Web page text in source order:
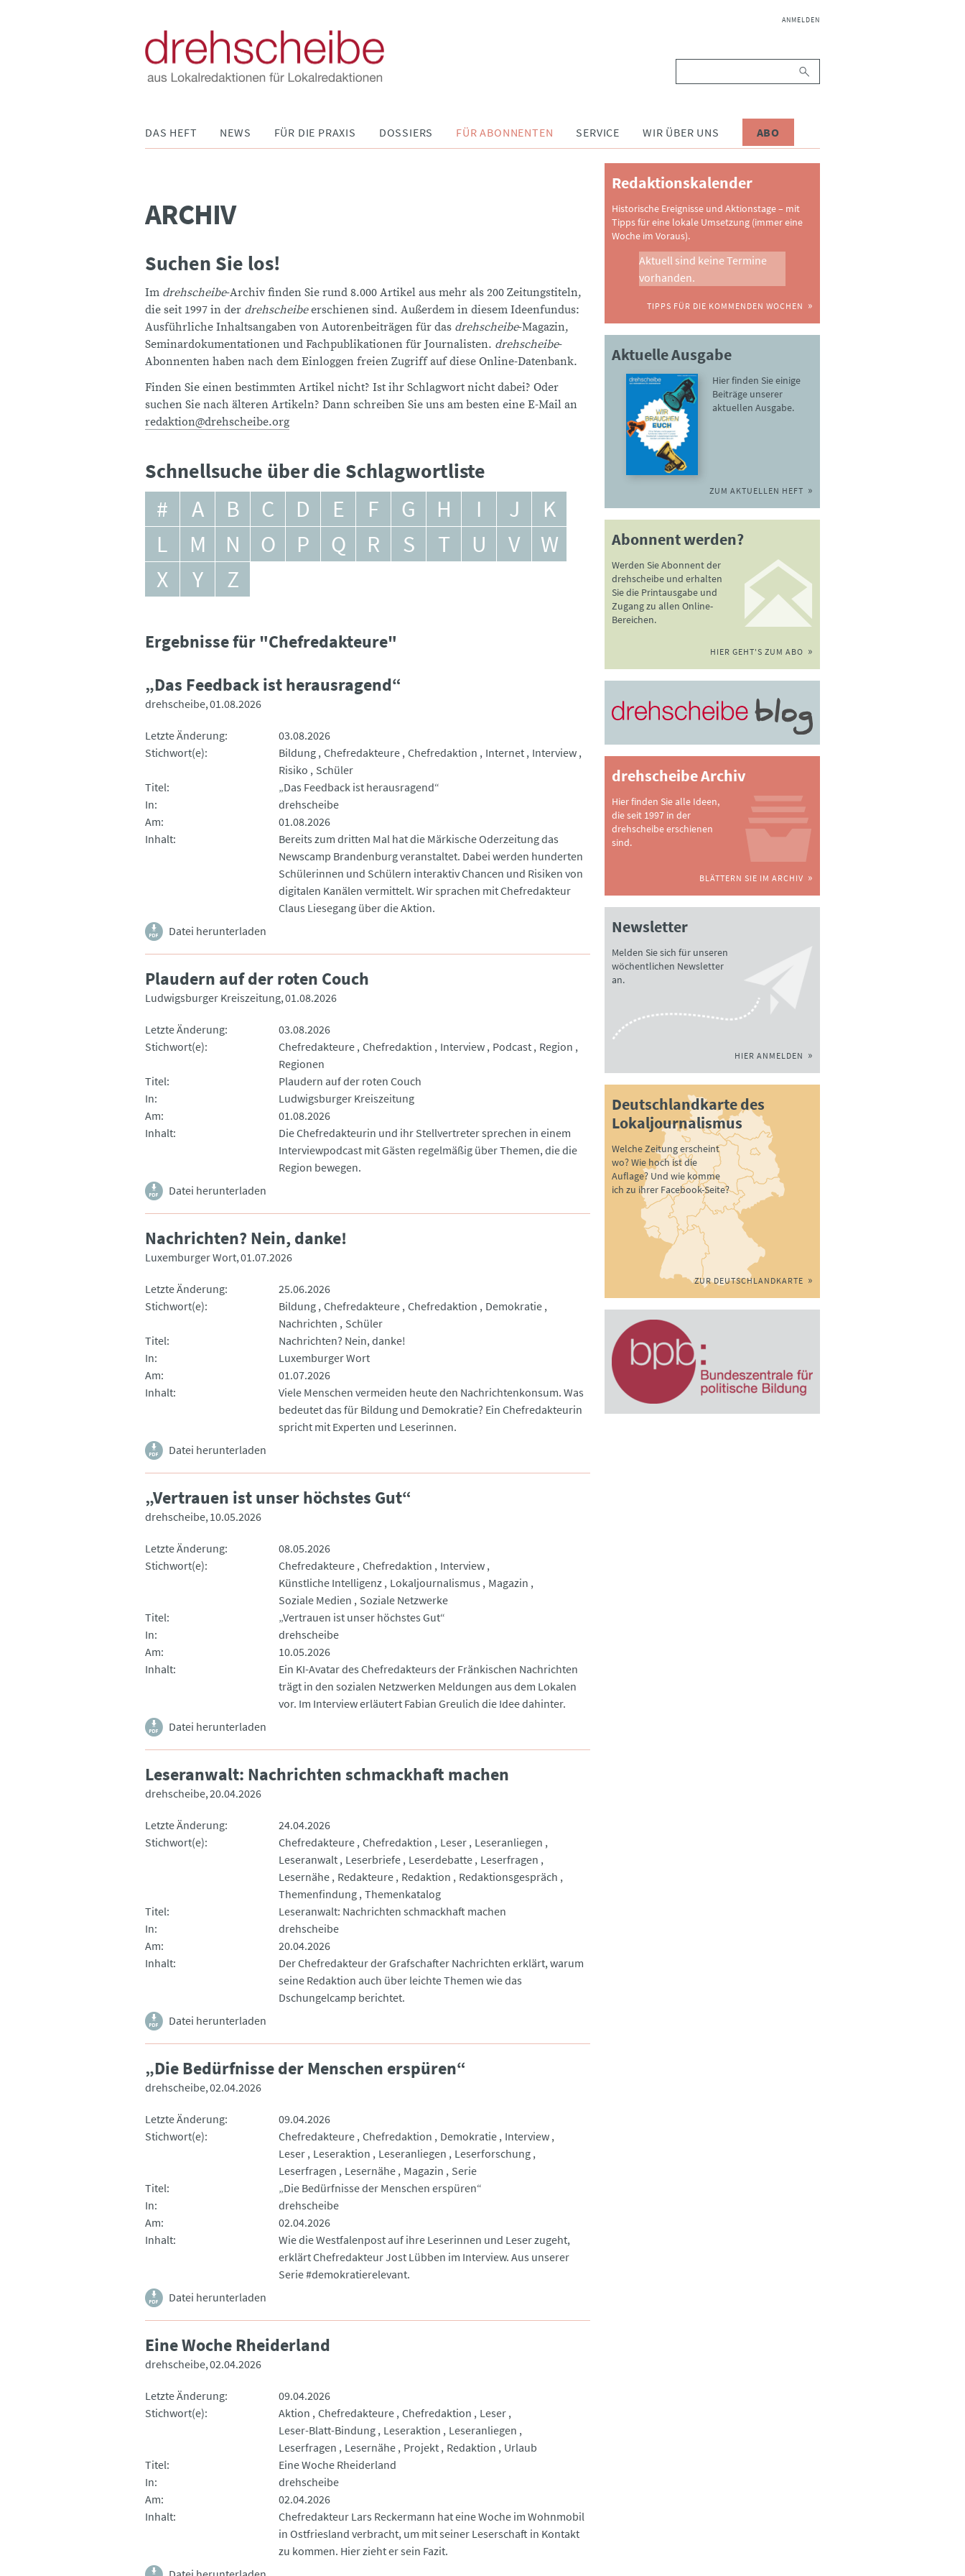
NAVIGATION
ANMELDEN
DAS HEFT NEWS FÜR DIE PRAXIS DOSSIERS FÜR ABONNENTEN SERVICE WIR ÜBER UNS ABO
ARCHIV
Suchen Sie los!
Im drehscheibe-Archiv finden Sie rund 8.000 Artikel aus mehr als 200 Zeitungstiteln,
die seit 1997 in der drehscheibeerschienen sind. Außerdem in diesem Ideenfundus:
Ausführliche Inhaltsangaben von Autorenbeiträgen für das drehscheibe-Magazin,
Seminardokumentationen und Fachpublikationen für Journalisten. drehscheibe-
Abonnenten haben nach dem Einloggen freien Zugriff auf diese Online-Datenbank.
Finden Sie einen bestimmten Artikel nicht? Ist ihr Schlagwort nicht dabei? Oder
suchen Sie nach älteren Artikeln? Dann schreiben Sie uns am besten eine E-Mail an
redaktion@drehscheibe.org
Schnellsuche über die Schlagwortliste
# A B C D E F G H I J
K
L
M N O P Q R S T U V
W
X
Y Z
Ergebnisse für "Chefredakteure"
„Das Feedback ist herausragend“
drehscheibe 01.08.2026
Letzte Änderung
03.08.2026
Stichwort(e)
Bildung Chefredakteure Chefredaktion Internet
Interview
Risiko
Schüler
Titel
„Das Feedback ist herausragend“
In
drehscheibe
Am
01.08.2026
Inhalt
Bereits zum dritten Mal hat die Märkische Oderzeitung das
Newscamp Brandenburg veranstaltet. Dabei werden hunderten
Schülerinnen und Schülern interaktiv Chancen und Risiken von
digitalen Kanälen vermittelt. Wir sprachen mit Chefredakteur
Claus Liesegang über die Aktion.
Datei herunterladen
Plaudern auf der roten Couch
Ludwigsburger Kreiszeitung 01.08.2026
Letzte Änderung
03.08.2026
Stichwort(e)
Chefredakteure Chefredaktion Interview Podcast
Region
Regionen
Titel
Plaudern auf der roten Couch
In
Ludwigsburger Kreiszeitung
Am
01.08.2026
Inhalt
Die Chefredakteurin und ihr Stellvertreter sprechen in einem
Interviewpodcast mit Gästen regelmäßig über Themen, die die
Region bewegen.
Datei herunterladen
Nachrichten? Nein, danke!
Luxemburger Wort 01.07.2026
Letzte Änderung
25.06.2026
Stichwort(e)
Bildung Chefredakteure Chefredaktion
Demokratie
Nachrichten
Schüler
Titel
Nachrichten? Nein, danke!
In
Luxemburger Wort
Am
01.07.2026
Inhalt
Viele Menschen vermeiden heute den Nachrichtenkonsum. Was
bedeutet das für Bildung und Demokratie? Ein Chefredakteurin
spricht mit Experten und Leserinnen.
Datei herunterladen
„Vertrauen ist unser höchstes Gut“
drehscheibe 10.05.2026
Letzte Änderung
08.05.2026
Stichwort(e)
Chefredakteure Chefredaktion
Interview
Künstliche Intelligenz
Lokaljournalismus
Magazin
Soziale Medien
Soziale Netzwerke
Titel
„Vertrauen ist unser höchstes Gut“
In
drehscheibe
Am
10.05.2026
Inhalt
Ein KI-Avatar des Chefredakteurs der Fränkischen Nachrichten
trägt in den sozialen Netzwerken Meldungen aus dem Lokalen
vor. Im Interview erläutert Fabian Greulich die Idee dahinter.
Datei herunterladen
Leseranwalt: Nachrichten schmackhaft machen
drehscheibe 20.04.2026
Letzte Änderung
24.04.2026
Stichwort(e)
Chefredakteure Chefredaktion Leser
Leseranliegen
Leseranwalt
Leserbriefe Leserdebatte
Leserfragen
Lesernähe
Redakteure Redaktion
Redaktionsgespräch
Themenfindung Themenkatalog
Titel
Leseranwalt: Nachrichten schmackhaft machen
In
drehscheibe
Am
20.04.2026
Inhalt
Der Chefredakteur der Grafschafter Nachrichten erklärt, warum
seine Redaktion auch über leichte Themen wie das
Dschungelcamp berichtet.
Datei herunterladen
„Die Bedürfnisse der Menschen erspüren“
drehscheibe 02.04.2026
Letzte Änderung
09.04.2026
Stichwort(e)
Chefredakteure Chefredaktion Demokratie
Interview
Leser
Leseraktion Leseranliegen
Leserforschung
Leserfragen
Lesernähe Magazin
Serie
Titel
„Die Bedürfnisse der Menschen erspüren“
In
drehscheibe
Am
02.04.2026
Inhalt
Wie die Westfalenpost auf ihre Leserinnen und Leser zugeht,
erklärt Chefredakteur Jost Lübben im Interview. Aus unserer
Serie #demokratierelevant.
Datei herunterladen
Eine Woche Rheiderland
drehscheibe 02.04.2026
Letzte Änderung
09.04.2026
Stichwort(e)
Aktion Chefredakteure Chefredaktion
Leser
Leser-Blatt-Bindung
Leseraktion
Leseranliegen
Leserfragen
Lesernähe Projekt Redaktion
Urlaub
Titel
Eine Woche Rheiderland
In
drehscheibe
Am
02.04.2026
Inhalt
Chefredakteur Lars Reckermann hat eine Woche im Wohnmobil
in Ostfriesland verbracht, um mit seiner Leserschaft in Kontakt
zu kommen. Hier zieht er sein Fazit.
Redaktionskalender
Historische Ereignisse und Aktionstage – mit
Tipps für eine lokale Umsetzung (immer eine
Woche im Voraus).
Aktuell sind keine Termine
vorhanden.
TIPPS FÜR DIE KOMMENDEN WOCHEN
Aktuelle Ausgabe
Hier finden Sie einige
Beiträge unserer
aktuellen Ausgabe.
ZUM AKTUELLEN HEFT
Abonnent werden?
Werden Sie Abonnent der
drehscheibe und erhalten
Sie die Printausgabe und
Zugang zu allen Online-
Bereichen.
HIER GEHT'S ZUM ABO
drehscheibe Archiv
Hier finden Sie alle Ideen,
die seit 1997 in der
drehscheibe erschienen
sind.
BLÄTTERN SIE IM ARCHIV
Newsletter
Melden Sie sich für unseren
wöchentlichen Newsletter
an.
HIER ANMELDEN
Deutschlandkarte des
Lokaljournalismus
Welche Zeitung erscheint
wo? Wie hoch ist die
Auflage? Und wie komme
ich zu ihrer Facebook-Seite?
ZUR DEUTSCHLANDKARTE